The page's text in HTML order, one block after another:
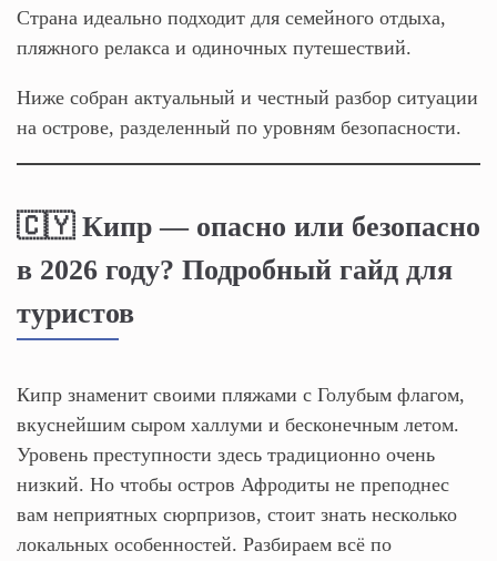
Страна идеально подходит для семейного отдыха,
пляжного релакса и одиночных путешествий.
Ниже собран актуальный и честный разбор ситуации
на острове, разделенный по уровням безопасности.
🇨🇾 Кипр — опасно или безопасно
в 2026 году? Подробный гайд для
туристов
Кипр знаменит своими пляжами с Голубым флагом,
вкуснейшим сыром халлуми и бесконечным летом.
Уровень преступности здесь традиционно очень
низкий. Но чтобы остров Афродиты не преподнес
вам неприятных сюрпризов, стоит знать несколько
локальных особенностей. Разбираем всё по